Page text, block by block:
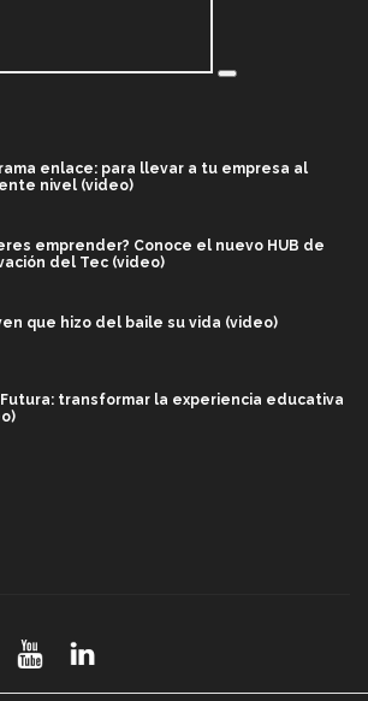
enlace: para llevar a tu empresa al
nivel (video)
emprender? Conoce el nuevo HUB de
del Tec (video)
que hizo del baile su vida (video)
transformar la experiencia educativa
(video)